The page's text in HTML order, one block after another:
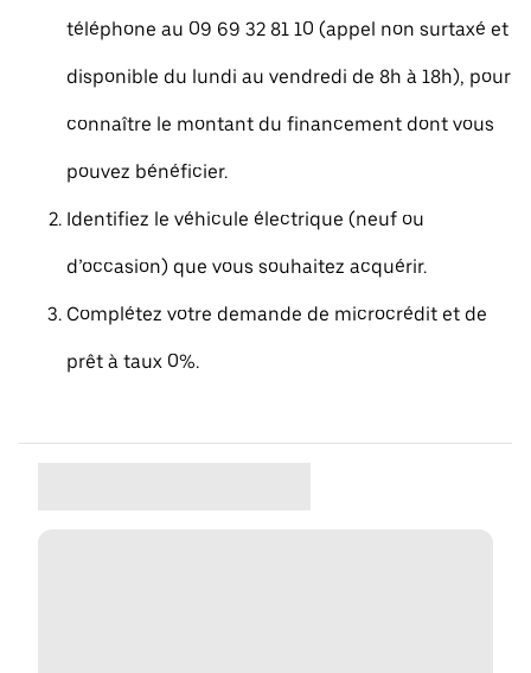
téléphone au 09 69 32 81 10 (appel non surtaxé et
disponible du lundi au vendredi de 8h à 18h), pour
connaître le montant du financement dont vous
pouvez bénéficier.
Identifiez le véhicule électrique (neuf ou
d’occasion) que vous souhaitez acquérir.
Complétez votre demande de microcrédit et de
prêt à taux 0%.